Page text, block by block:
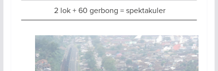
2 lok + 60 gerbong = spektakuler